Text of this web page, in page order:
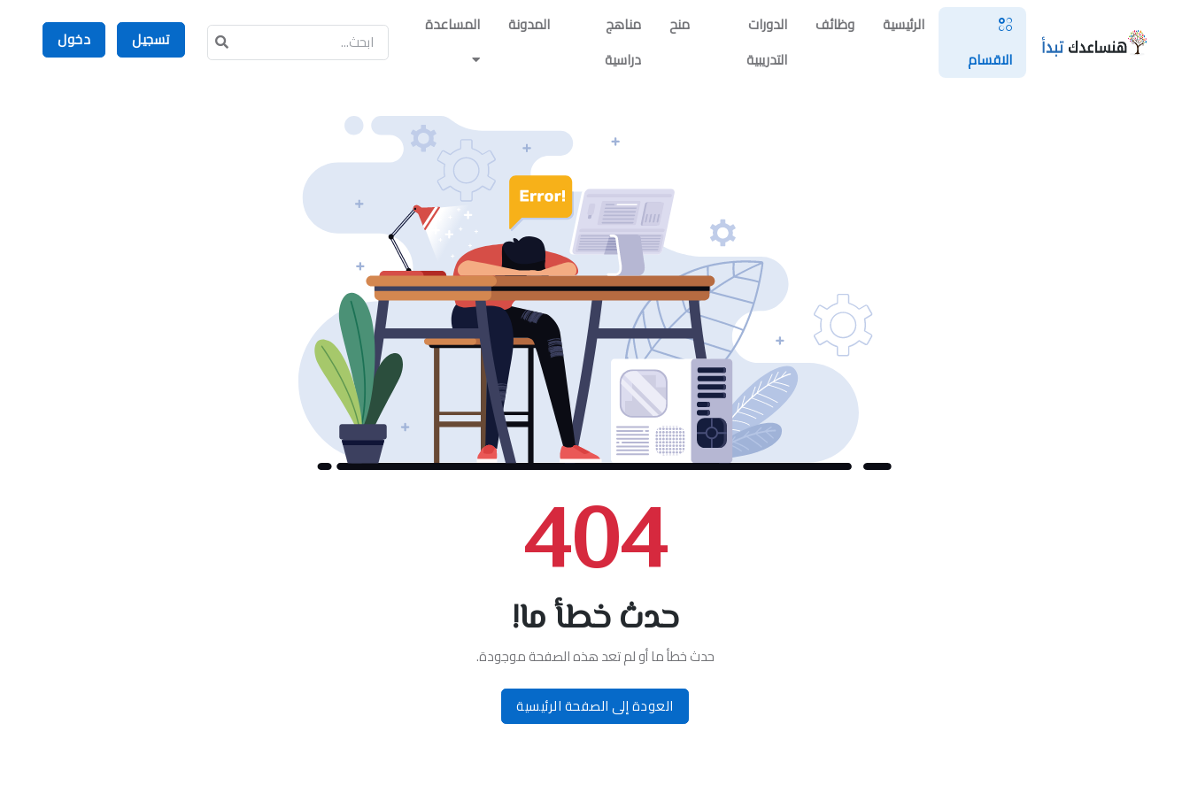
الاقسام
الرئيسية وظائف
الدورات
التدريبية
منح
مناهج
دراسية
المدونة المساعدة
تسجيل دخول
404
حدث خطأ ما!
حدث خطأ ما أو لم تعد هذه الصفحة موجودة.
العودة إلى الصفحة الرئيسية